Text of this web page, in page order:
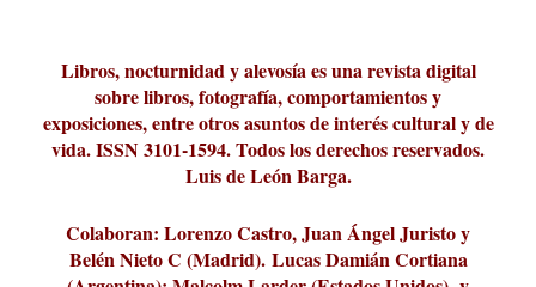
Liber 2026 al Fomento de la Le...
Revista Cultural Turia, númer...
10.000 pasos al día? Lo que d...
paisajística del mar de Sicil...
París
metafísicos de la novela ne...
Libros, nocturnidad y alevosía es una revista digital
sobre libros, fotografía, comportamientos y
exposiciones, entre otros asuntos de interés cultural y de
vida. ISSN 3101-1594. Todos los derechos reservados.
Luis de León Barga.
Colaboran: Lorenzo Castro, Juan Ángel Juristo y
Belén Nieto C (Madrid). Lucas Damián Cortiana